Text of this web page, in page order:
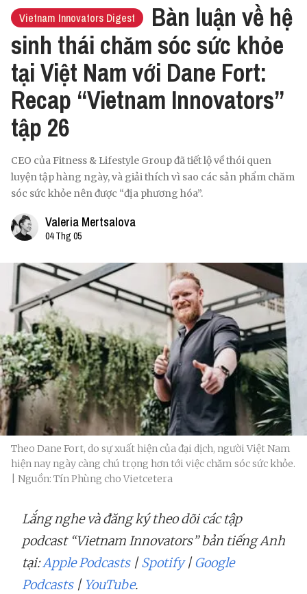
Vietnam Innovators Digest
Bàn luận về hệ
sinh thái chăm sóc sức khỏe
tại Việt Nam với Dane Fort:
Recap “Vietnam Innovators”
tập 26
CEO của Fitness & Lifestyle Group đã tiết lộ về thói quen
luyện tập hàng ngày, và giải thích vì sao các sản phẩm chăm
sóc sức khỏe nên được “địa phương hóa”.
Valeria Mertsalova
04 Thg 05
Theo Dane Fort, do sự xuất hiện của đại dịch, người Việt Nam
hiện nay ngày càng chú trọng hơn tới việc chăm sóc sức khỏe.
| Nguồn: Tín Phùng cho Vietcetera
Lắng nghe và đăng ký theo dõi các tập
podcast “Vietnam Innovators” bản tiếng Anh
tại:Apple Podcasts| Spotify| Google
Podcasts| YouTube.